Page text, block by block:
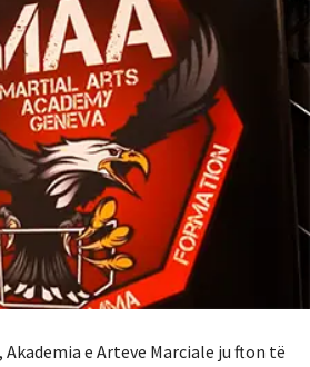
Akademia e Arteve Marciale ju fton të